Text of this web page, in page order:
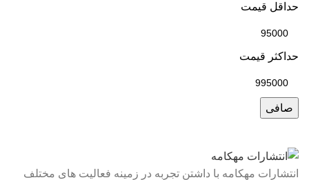
حداقل قیمت
حداكثر قيمت
صافی
انتشارات مهکامه با داشتن تجربه در زمینه فعالیت های مختلف